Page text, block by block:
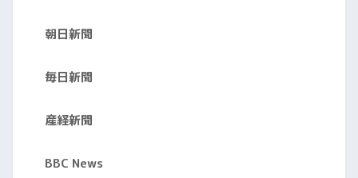
朝日新聞
毎日新聞
産経新聞
BBC News